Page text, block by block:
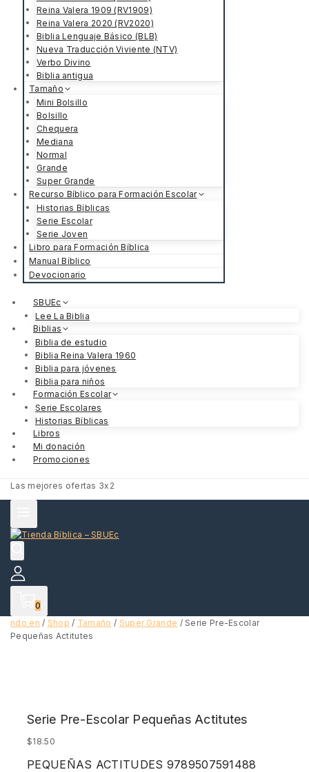
Reina Valera 1909 (RV1909)
Reina Valera 2020 (RV2020)
Biblia Lenguaje Básico (BLB)
Nueva Traducción Viviente (NTV)
Verbo Divino
Biblia antigua
Tamaño
Mini Bolsillo
Bolsillo
Chequera
Mediana
Normal
Grande
Super Grande
Recurso Bíblico para Formación Escolar
Historias Bíblicas
Serie Escolar
Serie Joven
Libro para Formación Bíblica
Manual Bíblico
Devocionario
SBUEc
Lee La Biblia
Biblias
Biblia de estudio
Biblia Reina Valera 1960
Biblia para jóvenes
Biblia para niños
Formación Escolar
Serie Escolares
Historias Bíblicas
Libros
Mi donación
Promociones
Las mejores ofertas 3x2
0
ndo en / Shop / Tamaño / Super Grande / Serie Pre-Escolar
Pequeñas Actitutes
Serie Pre-Escolar Pequeñas Actitutes
$18.50
PEQUEÑAS ACTITUDES 9789507591488